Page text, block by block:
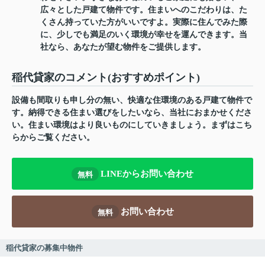
広々とした戸建て物件です。住まいへのこだわりは、た
くさん持っていた方がいいですよ。実際に住んでみた際
に、少しでも満足のいく環境が幸せを運んできます。当
社なら、あなたが望む物件をご提供します。
稲代貸家のコメント(おすすめポイント)
設備も間取りも申し分の無い、快適な住環境のある戸建て物件で
す。納得できる住まい選びをしたいなら、当社におまかせくださ
い。住まい環境はより良いものにしていきましょう。まずはこち
らからご覧ください。
無料 LINEからお問い合わせ
無料 お問い合わせ
稲代貸家の募集中物件